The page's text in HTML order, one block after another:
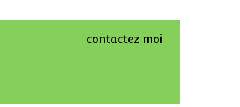
contactez moi